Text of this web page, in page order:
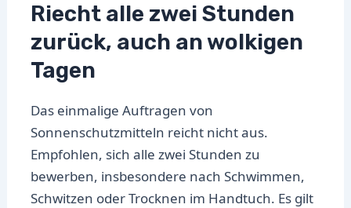
Riecht alle zwei Stunden
zurück, auch an wolkigen
Tagen
Das einmalige Auftragen von
Sonnenschutzmitteln reicht nicht aus.
Empfohlen, sich alle zwei Stunden zu
bewerben, insbesondere nach Schwimmen,
Schwitzen oder Trocknen im Handtuch. Es gilt